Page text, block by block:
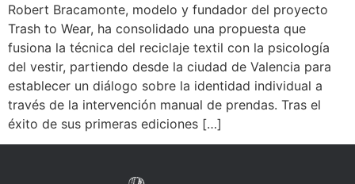
Robert Bracamonte, modelo y fundador del proyecto
Trash to Wear, ha consolidado una propuesta que
fusiona la técnica del reciclaje textil con la psicología
del vestir, partiendo desde la ciudad de Valencia para
establecer un diálogo sobre la identidad individual a
través de la intervención manual de prendas. Tras el
éxito de sus primeras ediciones […]